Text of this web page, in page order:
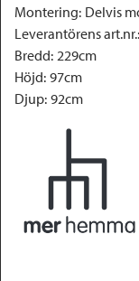
Montering: Delvis
Leverantörens art.nr.:
Bredd: 229cm
Höjd: 97cm
Djup: 92cm